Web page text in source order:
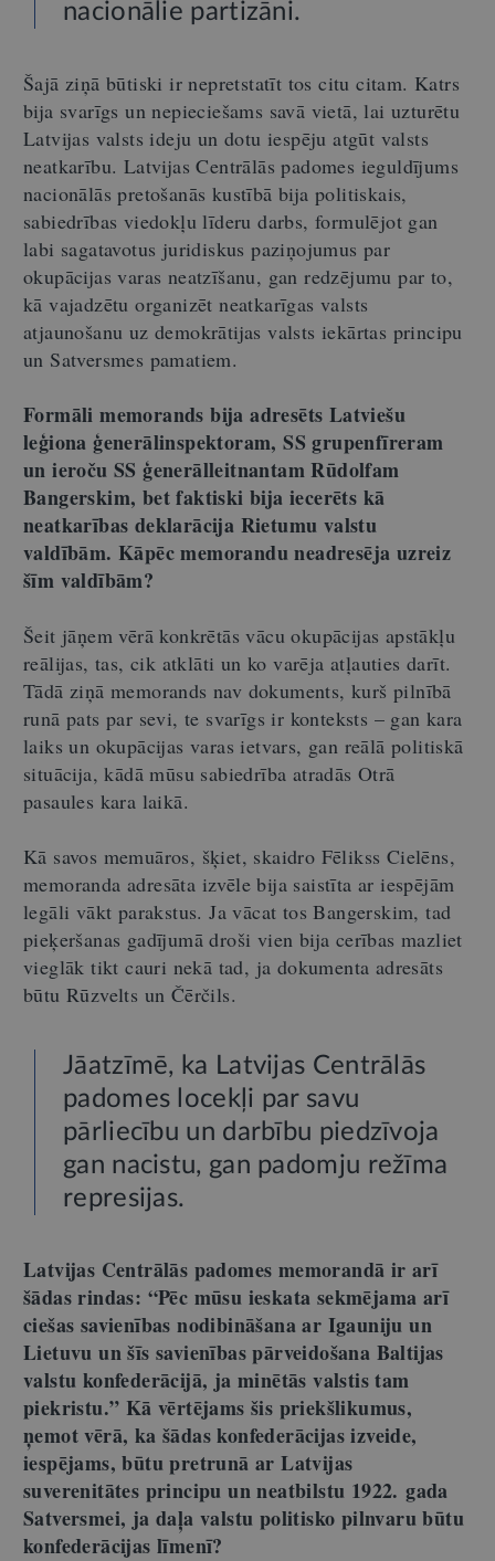
nacionālie partizāni.
Šajā ziņā būtiski ir nepretstatīt tos citu citam. Katrs
bija svarīgs un nepieciešams savā vietā, lai uzturētu
Latvijas valsts ideju un dotu iespēju atgūt valsts
neatkarību. Latvijas Centrālās padomes ieguldījums
nacionālās pretošanās kustībā bija politiskais,
sabiedrības viedokļu līderu darbs, formulējot gan
labi sagatavotus juridiskus paziņojumus par
okupācijas varas neatzīšanu, gan redzējumu par to,
kā vajadzētu organizēt neatkarīgas valsts
atjaunošanu uz demokrātijas valsts iekārtas principu
un Satversmes pamatiem.
Formāli memorands bija adresēts Latviešu
leģiona ģenerālinspektoram, SS grupenfīreram
un ieroču SS ģenerālleitnantam Rūdolfam
Bangerskim, bet faktiski bija iecerēts kā
neatkarības deklarācija Rietumu valstu
valdībām. Kāpēc memorandu neadresēja uzreiz
šīm valdībām?
Šeit jāņem vērā konkrētās vācu okupācijas apstākļu
reālijas, tas, cik atklāti un ko varēja atļauties darīt.
Tādā ziņā memorands nav dokuments, kurš pilnībā
runā pats par sevi, te svarīgs ir konteksts – gan kara
laiks un okupācijas varas ietvars, gan reālā politiskā
situācija, kādā mūsu sabiedrība atradās Otrā
pasaules kara laikā.
Kā savos memuāros, šķiet, skaidro Fēlikss Cielēns,
memoranda adresāta izvēle bija saistīta ar iespējām
legāli vākt parakstus. Ja vācat tos Bangerskim, tad
pieķeršanas gadījumā droši vien bija cerības mazliet
vieglāk tikt cauri nekā tad, ja dokumenta adresāts
būtu Rūzvelts un Čērčils.
Jāatzīmē, ka Latvijas Centrālās
padomes locekļi par savu
pārliecību un darbību piedzīvoja
gan nacistu, gan padomju režīma
represijas.
Latvijas Centrālās padomes memorandā ir arī
šādas rindas: “Pēc mūsu ieskata sekmējama arī
ciešas savienības nodibināšana ar Igauniju un
Lietuvu un šīs savienības pārveidošana Baltijas
valstu konfederācijā, ja minētās valstis tam
piekristu.” Kā vērtējams šis priekšlikumus,
ņemot vērā, ka šādas konfederācijas izveide,
iespējams, būtu pretrunā ar Latvijas
suverenitātes principu un neatbilstu 1922. gada
Satversmei, ja daļa valstu politisko pilnvaru būtu
konfederācijas līmenī?